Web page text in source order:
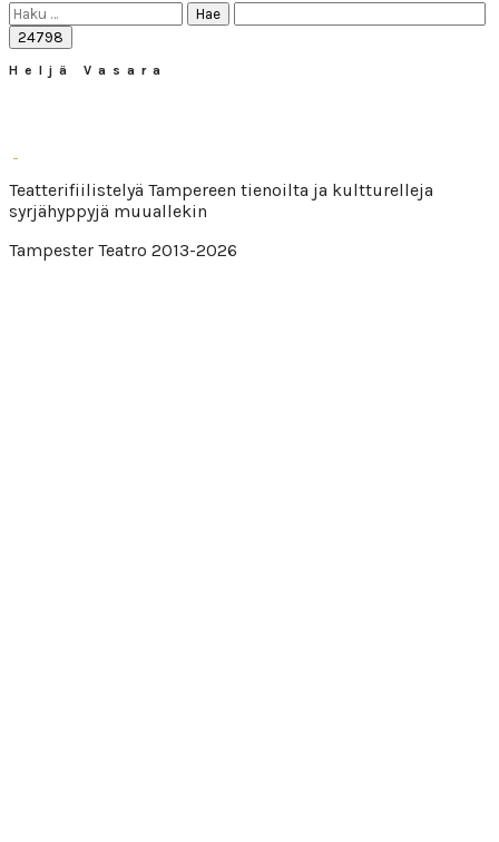
Haku:
Heljä Vasara
Teatterifiilistelyä Tampereen tienoilta ja kultturelleja
syrjähyppyjä muuallekin
Tampester Teatro 2013-2026